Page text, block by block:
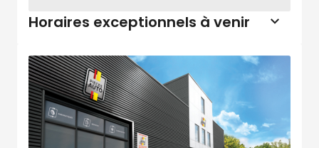
Horaires exceptionnels à venir